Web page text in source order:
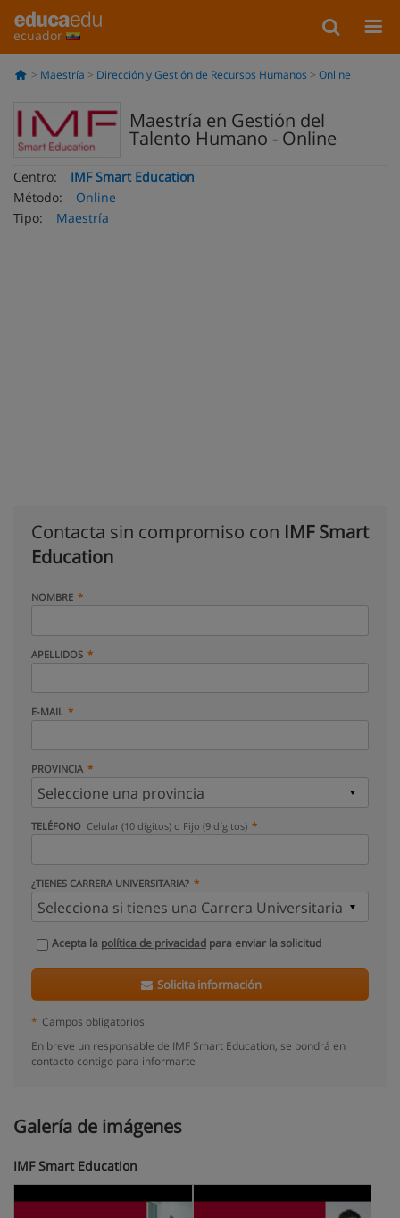
ecuador
Maestría Dirección y Gestión de Recursos Humanos Online
Maestría en Gestión del
Talento Humano - Online
Centro:
IMF Smart Education
Método:
Online
Tipo:
Maestría
Contacta sin compromiso con IMF Smart
Education
NOMBRE
APELLIDOS
E-MAIL
PROVINCIA
TELÉFONO Celular (10 dígitos) o Fijo (9 dígitos)
¿TIENES CARRERA UNIVERSITARIA?
Acepta la política de privacidad para enviar la solicitud
Solicita información
* Campos obligatorios
En breve un responsable de IMF Smart Education, se pondrá en
contacto contigo para informarte
Galería de imágenes
IMF Smart Education